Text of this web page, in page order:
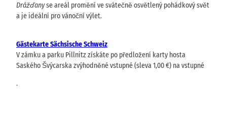
Drážďanyse areál promění ve svátečně osvětlený pohádkový svět
a je ideální pro vánoční výlet.
Gästekarte Sächsische Schweiz
V zámku a parku Pillnitz získáte po předložení karty hosta
Saského Švýcarska zvýhodněné vstupné (sleva 1,00 €) na vstupné
.